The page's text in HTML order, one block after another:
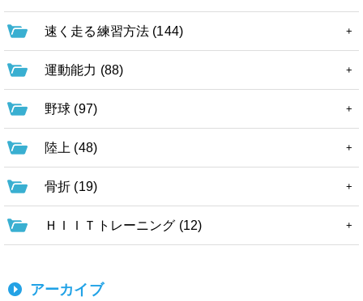
速く走る練習方法 (144)
運動能力 (88)
野球 (97)
陸上 (48)
骨折 (19)
ＨＩＩＴトレーニング (12)
アーカイブ